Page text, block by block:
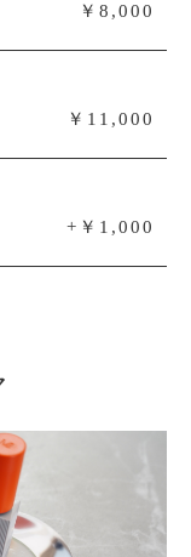
￥8,000
￥11,000
+￥1,000